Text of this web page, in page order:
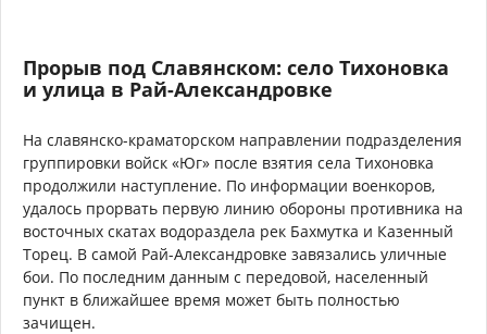
Прорыв под Славянском: село Тихоновка
и улица в Рай-Александровке
На славянско-краматорском направлении подразделения
группировки войск «Юг» после взятия села Тихоновка
продолжили наступление. По информации военкоров,
удалось прорвать первую линию обороны противника на
восточных скатах водораздела рек Бахмутка и Казенный
Торец. В самой Рай-Александровке завязались уличные
бои. По последним данным с передовой, населенный
пункт в ближайшее время может быть полностью
зачищен.